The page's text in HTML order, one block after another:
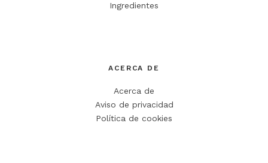
Ingredientes
ACERCA DE
Acerca de
Aviso de privacidad
Política de cookies